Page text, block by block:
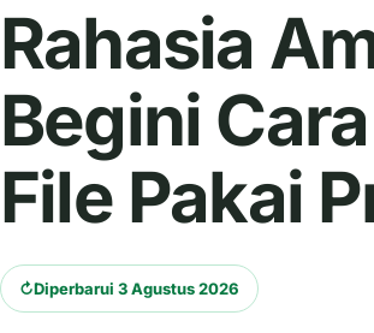
Rahasia
Begini
File Pakai
↻Diperbarui 3 Agustus 2026